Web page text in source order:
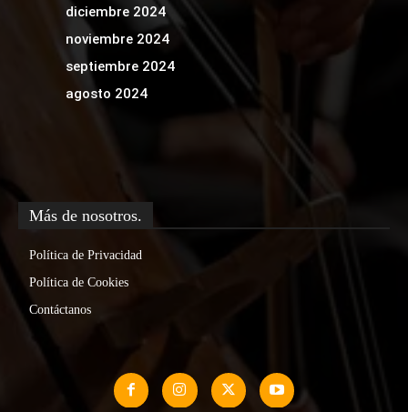
diciembre 2024
noviembre 2024
septiembre 2024
agosto 2024
Más de nosotros.
Política de Privacidad
Política de Cookies
Contáctanos